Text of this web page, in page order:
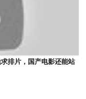
排片，国产电影还能站